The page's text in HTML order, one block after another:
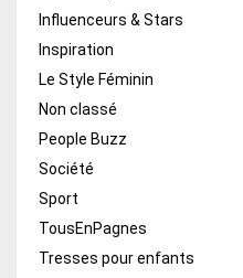
Influenceurs & Stars
Inspiration
Le Style Féminin
Non classé
People Buzz
Société
Sport
TousEnPagnes
Tresses pour enfants